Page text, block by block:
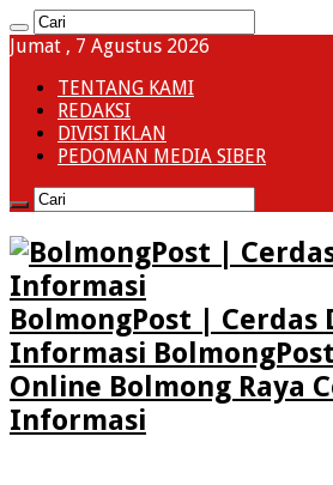
Jumat , 7 Agustus 2026
TENTANG KAMI
REDAKSI
DIVISI IKLAN
PEDOMAN MEDIA SIBER
BolmongPost | Cerdas
Informasi
Online Bolmong Raya
Informasi